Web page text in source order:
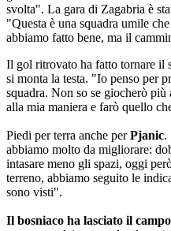
svolta". La gara di Zagabria è
"Questa è una squadra umile
abbiamo fatto bene, ma il
Il gol ritrovato ha fatto tornare il
si monta la testa. "Io penso per
squadra. Non so se giocherò
alla mia maniera e farò quello
Piedi per terra anche perPjanic.
abbiamo molto da migliorare:
intasare meno gli spazi, oggi
terreno, abbiamo seguito le
sono visti".
Il bosniaco ha lasciato il